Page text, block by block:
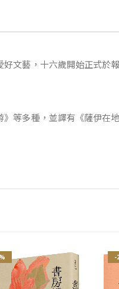
文藝，十六歲開始正式於
等多種，並譯有《薩伊在
-